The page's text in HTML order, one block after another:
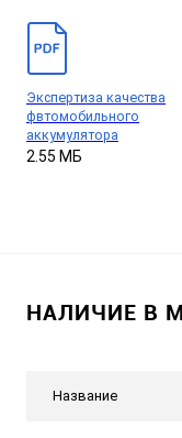
Экспертиза качества
фвтомобильного
аккумулятора
2.55 МБ
НАЛИЧИЕ В
Название